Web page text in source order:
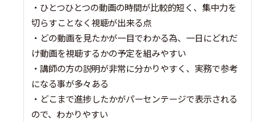
・ひとつひとつの動画の時間が比較的短く、集中力を
切らすことなく視聴が出来る点
・どの動画を見たかが一目でわかる為、一日にどれだ
け動画を視聴するかの予定を組みやすい
・講師の方の説明が非常に分かりやすく、実務で参考
になる事が多々ある
・どこまで進捗したかがパーセンテージで表示される
ので、わかりやすい